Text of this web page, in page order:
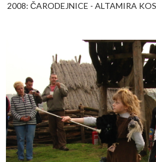
2008: ČARODEJNICE - ALTAMIRA